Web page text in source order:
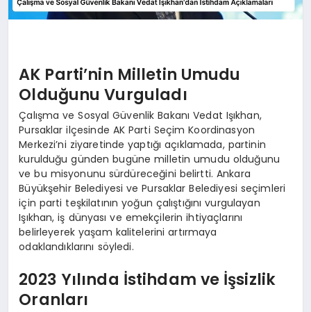
AK Parti’nin Milletin Umudu
Olduğunu Vurguladı
Çalışma ve Sosyal Güvenlik Bakanı Vedat Işıkhan,
Pursaklar ilçesinde AK Parti Seçim Koordinasyon
Merkezi’ni ziyaretinde yaptığı açıklamada, partinin
kurulduğu günden bugüne milletin umudu olduğunu
ve bu misyonunu sürdüreceğini belirtti. Ankara
Büyükşehir Belediyesi ve Pursaklar Belediyesi seçimleri
için parti teşkilatının yoğun çalıştığını vurgulayan
Işıkhan, iş dünyası ve emekçilerin ihtiyaçlarını
belirleyerek yaşam kalitelerini artırmaya
odaklandıklarını söyledi.
2023 Yılında İstihdam ve İşsizlik
Oranları